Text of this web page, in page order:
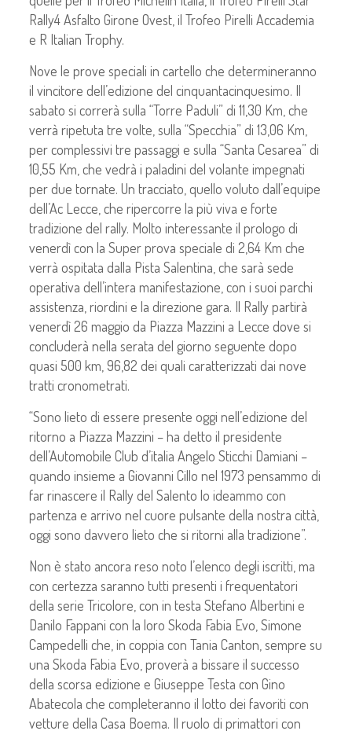
Rally4 Asfalto Girone Ovest, il Trofeo Pirelli Accademia
e R Italian Trophy.
Nove le prove speciali in cartello che determineranno
il vincitore dell’edizione del cinquantacinquesimo. Il
sabato si correrà sulla “Torre Paduli” di 11,30 Km, che
verrà ripetuta tre volte, sulla “Specchia” di 13,06 Km,
per complessivi tre passaggi e sulla “Santa Cesarea” di
10,55 Km, che vedrà i paladini del volante impegnati
per due tornate. Un tracciato, quello voluto dall’equipe
dell’Ac Lecce, che ripercorre la più viva e forte
tradizione del rally. Molto interessante il prologo di
venerdì con la Super prova speciale di 2,64 Km che
verrà ospitata dalla Pista Salentina, che sarà sede
operativa dell’intera manifestazione, con i suoi parchi
assistenza, riordini e la direzione gara. Il Rally partirà
venerdì 26 maggio da Piazza Mazzini a Lecce dove si
concluderà nella serata del giorno seguente dopo
quasi 500 km, 96,82 dei quali caratterizzati dai nove
tratti cronometrati.
“Sono lieto di essere presente oggi nell’edizione del
ritorno a Piazza Mazzini – ha detto il presidente
dell’Automobile Club d’italia Angelo Sticchi Damiani –
quando insieme a Giovanni Cillo nel 1973 pensammo di
far rinascere il Rally del Salento lo ideammo con
partenza e arrivo nel cuore pulsante della nostra città,
oggi sono davvero lieto che si ritorni alla tradizione”.
Non è stato ancora reso noto l’elenco degli iscritti, ma
con certezza saranno tutti presenti i frequentatori
della serie Tricolore, con in testa Stefano Albertini e
Danilo Fappani con la loro Skoda Fabia Evo, Simone
Campedelli che, in coppia con Tania Canton, sempre su
una Skoda Fabia Evo, proverà a bissare il successo
della scorsa edizione e Giuseppe Testa con Gino
Abatecola che completeranno il lotto dei favoriti con
vetture della Casa Boema. Il ruolo di primattori con